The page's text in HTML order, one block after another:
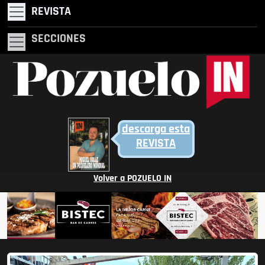
REVISTA
SECCIONES
descarga esta
REVISTA
Volver a POZUELO IN